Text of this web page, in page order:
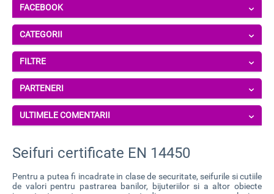
FACEBOOK
CATEGORII
FILTRE
PARTENERI
ULTIMELE COMENTARII
Seifuri certificate EN 14450
Pentru a putea fi incadrate in clase de securitate, seifurile si cutiile
de valoripentru pastrarea banilor, bijuteriilor si a altor obiecte